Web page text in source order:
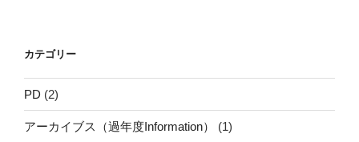
カテゴリー
PD (2)
アーカイブス（過年度Information） (1)